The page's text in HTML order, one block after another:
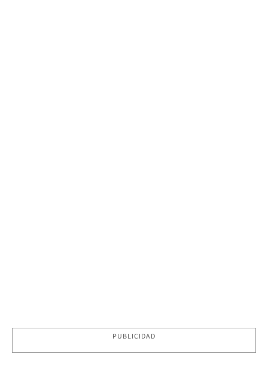
PUBLICIDAD